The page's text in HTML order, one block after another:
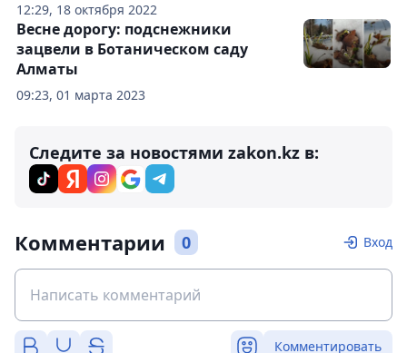
12:29, 18 октября 2022
09:23, 01 марта 2023
Весне дорогу: подснежники
зацвели в Ботаническом саду
Алматы
Следите за новостями zakon.kz в:
Комментарии 0 Вход
Комментировать